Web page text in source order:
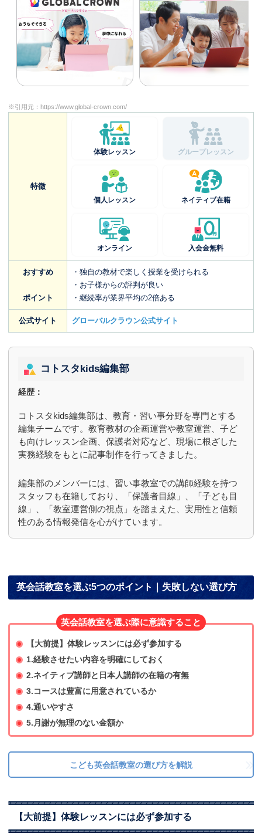
※引用元： https://www.global-crown.com/
特徴
体験レッスン グループレッスン
個人レッスン ネイティブ在籍
オンライン 入会金無料
おすすめ
ポイント
・独自の教材で楽しく授業を受けられる
・お子様からの評判が良い
・継続率が業界平均の2倍ある
公式サイト グローバルクラウン公式サイト
コトスタkids編集部
経歴：
コトスタkids編集部は、教育・習い事分野を専門とする
編集チームです。教育教材の企画運営や教室運営、子ど
も向けレッスン企画、保護者対応など、現場に根ざした
実務経験をもとに記事制作を行ってきました。
編集部のメンバーには、習い事教室での講師経験を持つ
スタッフも在籍しており、「保護者目線」、「子ども目
線」、「教室運営側の視点」を踏まえた、実用性と信頼
性のある情報発信を心がけています。
英会話教室を選ぶ5つのポイント｜失敗しない選び方
英会話教室を選ぶ際に意識すること
【大前提】体験レッスンには必ず参加する
1.経験させたい内容を明確にしておく
2.ネイティブ講師と日本人講師の在籍の有無
3.コースは豊富に用意されているか
4.通いやすさ
5.月謝が無理のない金額か
こども英会話教室の選び方を解説
【大前提】体験レッスンには必ず参加する